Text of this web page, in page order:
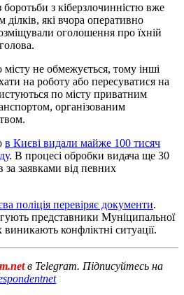
з кіберзлочинністю вже
які вчора оперативно
оголошення про їхній
не обмежується, тому інші
на роботу або пересуватися на
по місту приватним
організованим
в Києві видали майже 100 тисяч
. В процесі обробки видача ще 30
за заявками від певних
поліція перевіряє документи.
представники Муніципальної
конфліктні ситуації.
в Telegram. Підписуйтесь на